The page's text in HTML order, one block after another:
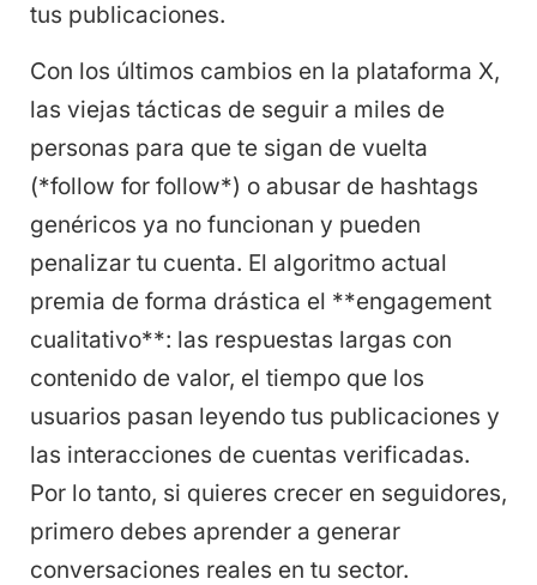
tus publicaciones.
Con los últimos cambios en la plataforma X,
las viejas tácticas de seguir a miles de
personas para que te sigan de vuelta
(*follow for follow*) o abusar de hashtags
genéricos ya no funcionan y pueden
penalizar tu cuenta. El algoritmo actual
premia de forma drástica el **engagement
cualitativo**: las respuestas largas con
contenido de valor, el tiempo que los
usuarios pasan leyendo tus publicaciones y
las interacciones de cuentas verificadas.
Por lo tanto, si quieres crecer en seguidores,
primero debes aprender a generar
conversaciones reales en tu sector.